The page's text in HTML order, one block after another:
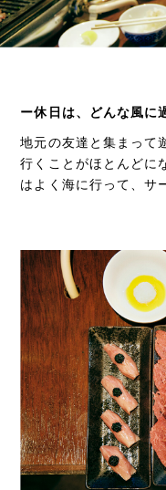
ー休日は、どんな風に
地元の友達と集まって
行くことがほとんどに
はよく海に行って、サ